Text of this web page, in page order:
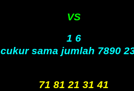
VS
1 6
cukur sama jumlah 7890
71 81 21 31 41